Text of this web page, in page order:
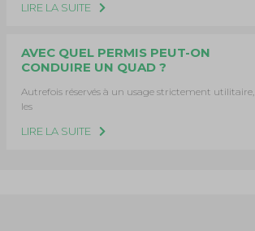
LIRE LA SUITE
AVEC QUEL PERMIS PEUT-ON
CONDUIRE UN QUAD ?
Autrefois réservés à un usage strictement utilitaire,
les
LIRE LA SUITE